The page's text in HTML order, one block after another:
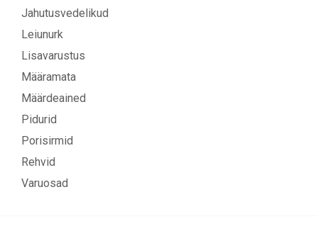
Jahutusvedelikud
Leiunurk
Lisavarustus
Määramata
Määrdeained
Pidurid
Porisirmid
Rehvid
Varuosad